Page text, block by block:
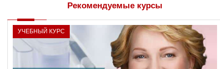
Рекомендуемые курсы
УЧЕБНЫЙ КУРС